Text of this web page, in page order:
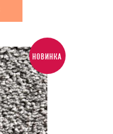
НОВИНКА